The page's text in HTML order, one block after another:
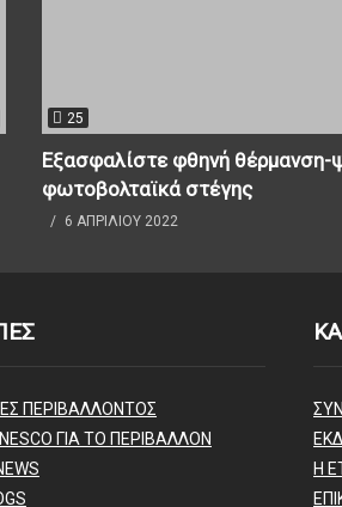
25
Εξασφαλίστε φθηνή θέρμανση-
φωτοβολταϊκά στέγης
6 ΑΠΡΙΛΊΟΥ 2022
ΠΕΡΙΒΑΛΛΟΝΤΟΣ
ΓΙΑ ΤΟ ΠΕΡΙΒΑΛΛΟΝ
Η